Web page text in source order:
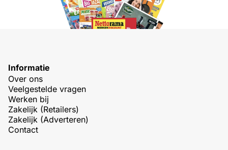
Informatie
Over ons
Veelgestelde vragen
Werken bij
Zakelijk (Retailers)
Zakelijk (Adverteren)
Contact